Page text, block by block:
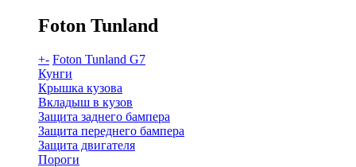
Foton Tunland
+- Foton Tunland G7
Кунги
Крышка кузова
Вкладыш в кузов
Защита заднего бампера
Защита переднего бампера
Защита двигателя
Пороги